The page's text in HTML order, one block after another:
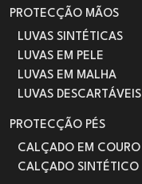
PROTECÇÃO MÃOS
LUVAS SINTÉTICAS
LUVAS EM PELE
LUVAS EM MALHA
LUVAS DESCARTÁVEIS
PROTECÇÃO PÉS
CALÇADO EM COURO
CALÇADO SINTÉTICO